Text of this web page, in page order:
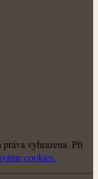
vyhrazena. Při
cookies.